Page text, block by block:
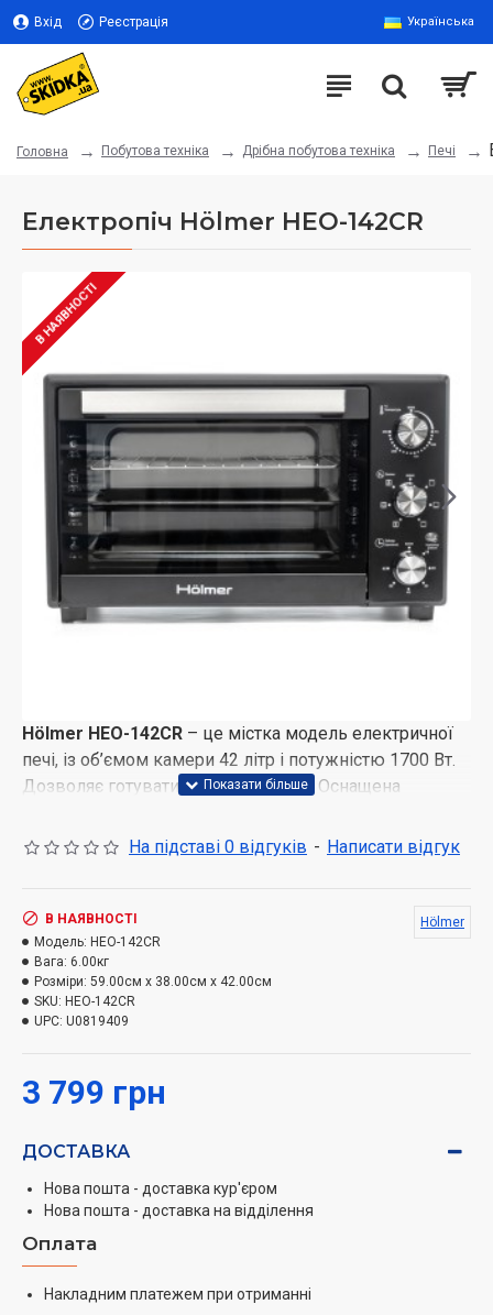
Вхід Реєстрація Українська
Головна Побутова техніка Дрібна побутова техніка Печі
Електропіч Hölmer HEO-142CR
В НАЯВНОСТІ
Hölmer HEO-142CR – це містка модель електричної
печі, із об’ємом камери 42 літр і потужністю 1700 Вт.
Дозволяє готувати на трьох рівнях. Оснащена
автовідключенням), а також, різноманітними
Сучасна елегантність
Стильний та лаконічний дизайн Hölmer HEO-142CR
доповнить ваш кухонний інтер’єр та органічно
впишеться у будь-який простір. Функціональні
технікою, заощаджуючи ваші сили та час.
Процес випічки в печі Hölmer HEO-142CR не вимагає
постійного контролю. Досить вибрати один з
варіантів нагріву, необхідного для приготування
страви та встановити таймер (до 60 хвилин).
Варіанти нагріву
На підставі 0 відгуків - Написати відгук
3 799 грн
В НАЯВНОСТІ
Модель: HEO-142CR
Вага: 6.00кг
Розміри: 59.00см x 38.00см x 42.00см
SKU: HEO-142CR
UPC: U0819409
Hölmer
ДОСТАВКА
Нова пошта - доставка кур'єром
Нова пошта - доставка на відділення
Оплата
Накладним платежем при отриманні